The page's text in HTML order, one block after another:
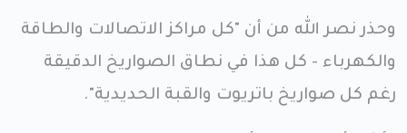
وحذر نصر الله من أن "كل مراكز الاتصالات والطاقة
والكهرباء - كل هذا في نطاق الصواريخ الدقيقة
رغم كل صواريخ باتريوت والقبة الحديدية".